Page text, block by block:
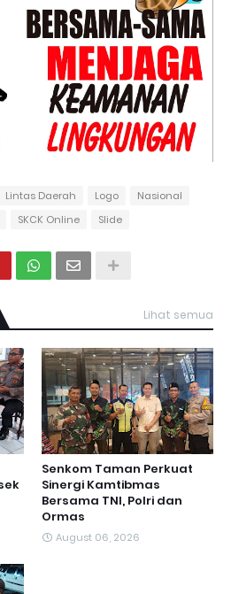
Lintas Daerah Logo
Nasional
SKCK Online Slide
Lihat semua
Senkom Taman Perkuat
Sinergi Kamtibmas
Bersama TNI, Polri dan
Ormas
August 06, 2026